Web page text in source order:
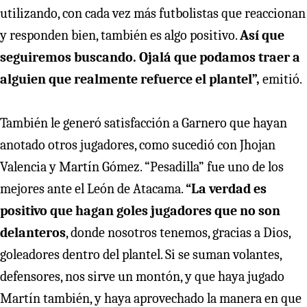
utilizando, con cada vez más futbolistas que reaccionan
y responden bien, también es algo positivo.Así que
seguiremos buscando. Ojalá que podamos traer a
alguien que realmente refuerce el plantel”, emitió.
También le generó satisfacción a Garnero que hayan
anotado otros jugadores, como sucedió con Jhojan
Valencia y Martín Gómez. “Pesadilla” fue uno de los
mejores ante el León de Atacama.“La verdad es
positivo que hagan goles jugadores que no son
delanteros, donde nosotros tenemos, gracias a Dios,
goleadores dentro del plantel. Si se suman volantes,
defensores, nos sirve un montón, y que haya jugado
Martín también, y haya aprovechado la manera en que